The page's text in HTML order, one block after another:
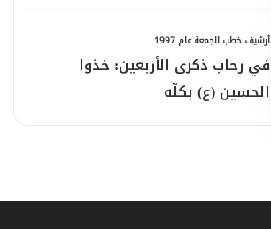
أرشيف خطب الجمعة عام 1997
في رحاب ذكرى الأربعين: خذوا
الحسين (ع) بكلّه